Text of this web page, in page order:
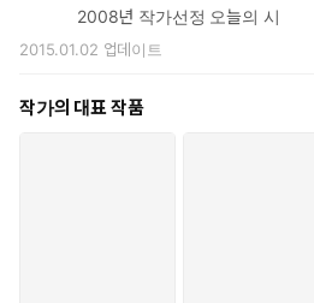
2008년 작가선정 오늘의 시
2015.01.02 업데이트
작가의 대표 작품